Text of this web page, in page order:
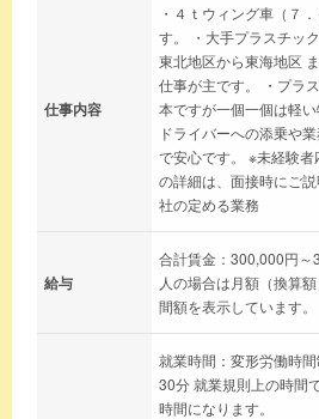
仕事内容
・４ｔウィング車（７
す。 ・大手プラスチッ
東北地区から東海地区
仕事が主です。 ・プラ
本ですが一個一個は軽
ドライバーへの添乗や
で安心です。 ※未経験
の詳細は、面接時にご
社の定める業務
給与
合計賃金：300,000円
人の場合は月額（換算
間額を表示しています。
就業時間：変形労働時
30分 就業規則上の時間
時間になります。